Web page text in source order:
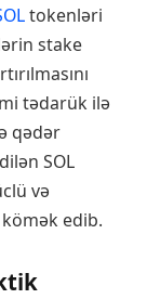
tokenləri
stake
tədarük ilə
qədər
SOL
və
edib.